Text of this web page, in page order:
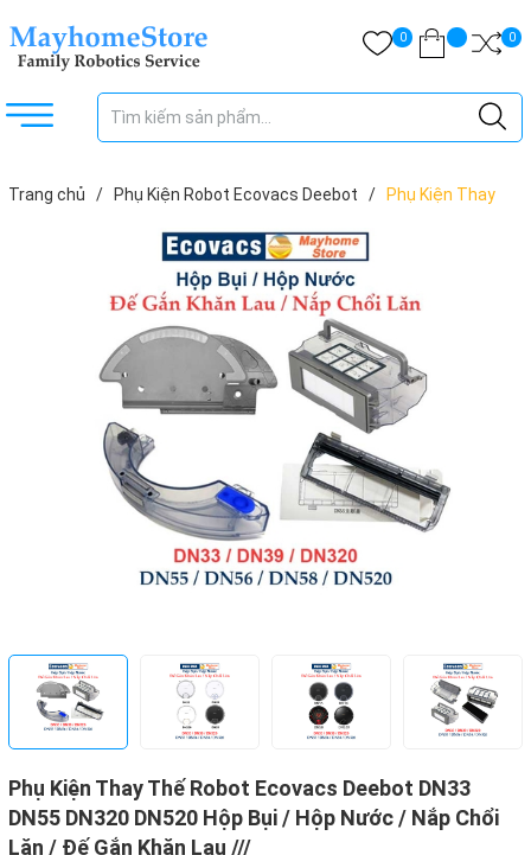
0 0
Trang chủ / Phụ Kiện Robot Ecovacs Deebot /
Phụ Kiện Thay
Nước / Nắp Chổi Lăn / Đế Gắn Khăn Lau ///
Phụ Kiện Thay Thế Robot Ecovacs Deebot DN33
DN55 DN320 DN520 Hộp Bụi / Hộp Nước / Nắp Chổi
Lăn / Đế Gắn Khăn Lau ///